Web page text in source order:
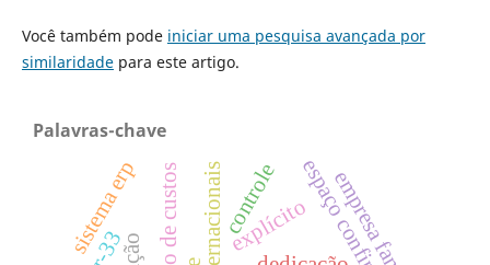
Você também pode iniciar uma pesquisa avançada por
similaridadepara este artigo.
Palavras-chave
explícitoespaço confinado
sistema erp controle